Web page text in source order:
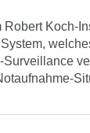
Robert Koch-